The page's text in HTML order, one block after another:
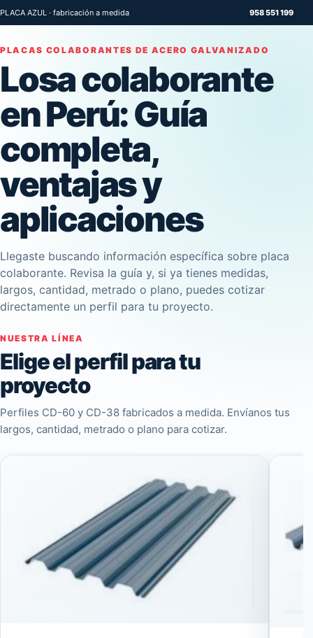
PLACA AZUL · fabricación a medida 958 551 199
PLACAS COLABORANTES DE ACERO GALVANIZADO
Losa colaborante
en Perú: Guía
completa,
ventajas y
aplicaciones
Llegaste buscando información específica sobre placa
colaborante. Revisa la guía y, si ya tienes medidas,
largos, cantidad, metrado o plano, puedes cotizar
directamente un perfil para tu proyecto.
NUESTRA LÍNEA
Elige el perfil para tu
proyecto
Perfiles CD-60 y CD-38 fabricados a medida. Envíanos tus
largos, cantidad, metrado o plano para cotizar.